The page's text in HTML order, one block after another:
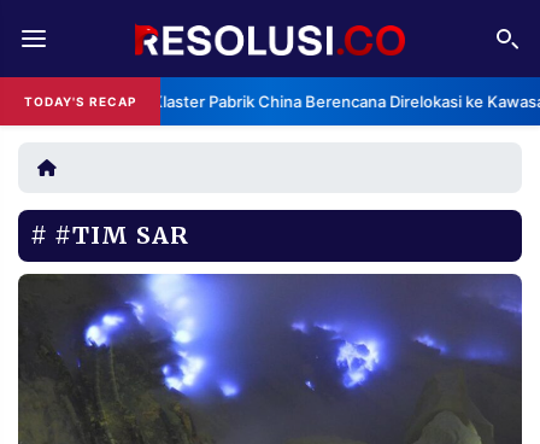
TODAY'S RECAP Klaster Pabrik China Berencana Direlokasi ke
REDAKSI TENTANG
RESOLUSI IKLAN
RUBRIKASI
EDITORIAL AKSARA
FINANSIA PERSONA
DAERAH NASIONAL
MANCA SPORT
#TIM SAR